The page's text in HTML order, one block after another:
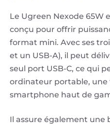
Le Ugreen Nexode 65W
conçu pour offrir
format mini. Avec ses
et un USB-A), il peut
seul port USB-C, ce qui
ordinateur portable,
smartphone haut de
Il assure également une